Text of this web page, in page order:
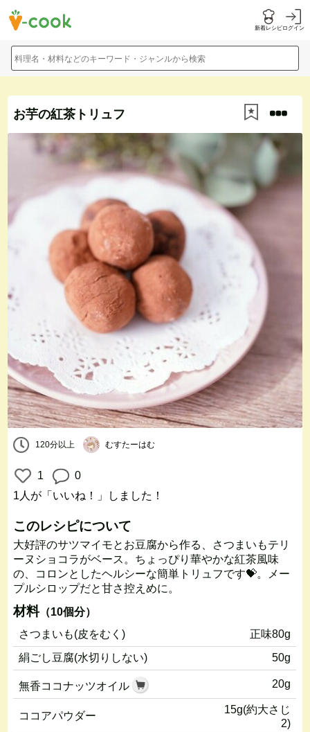
新着レシピログイン
料理名・材料などのキーワード・ジャンルから検索
お芋の紅茶トリュフ
120分以上 むすたーはむ
1
0
1人 が「いいね！」しました！
このレシピについて
大好評のサツマイモとお豆腐から作る、さつまいもテリ
ーヌショコラがベース。ちょっぴり華やかな紅茶風味
の、コロンとしたヘルシーな簡単トリュフです💝。メー
プルシロップだと甘さ控えめに。
材料（10個分）
さつまいも(皮をむく)
正味80g
絹ごし豆腐(水切りしない)
50g
無香ココナッツオイル 20g
ココアパウダー
15g(約大さじ
2)